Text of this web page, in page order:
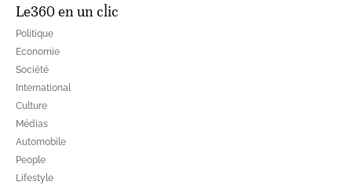
Le360 en un clic
Politique
Economie
Société
International
Culture
Médias
Automobile
People
Lifestyle